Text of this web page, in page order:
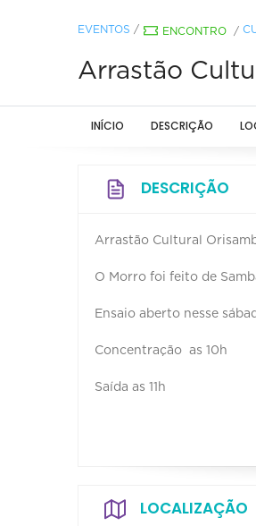
EVENTOS / ENCONTRO /
Arrastão
INÍCIO DESCRIÇÃO
DESCRIÇÃO
Arrastão Cultural
O Morro foi feito de
Ensaio aberto nesse
Concentração as 10h
Saída as 11h
LOCALIZAÇÃO